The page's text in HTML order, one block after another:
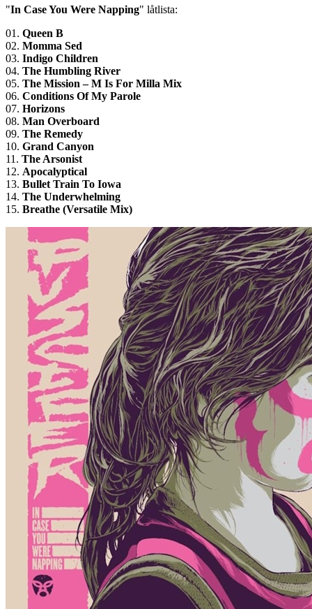
"In Case You Were Napping" låtlista:
01. Queen B
02. Momma Sed
03. Indigo Children
04. The Humbling River
05. The Mission – M Is For Milla Mix
06. Conditions Of My Parole
07. Horizons
08. Man Overboard
09. The Remedy
10. Grand Canyon
11. The Arsonist
12. Apocalyptical
13. Bullet Train To Iowa
14. The Underwhelming
15. Breathe (Versatile Mix)